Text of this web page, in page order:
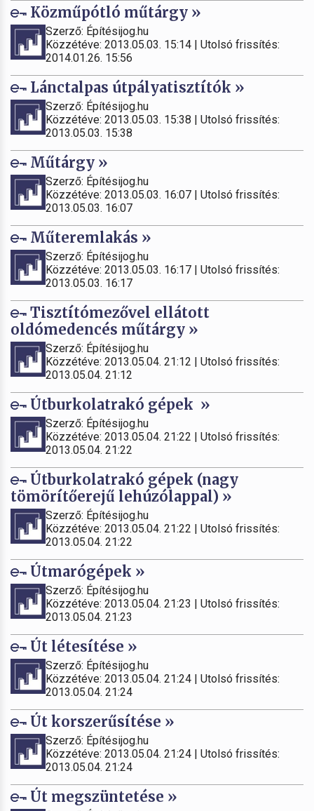
Közműpótló műtárgy »
Szerző: Építésijog.hu
Közzétéve: 2013.05.03. 15:14 | Utolsó frissítés:
2014.01.26. 15:56
Lánctalpas útpályatisztítók »
Szerző: Építésijog.hu
Közzétéve: 2013.05.03. 15:38 | Utolsó frissítés:
2013.05.03. 15:38
Műtárgy »
Szerző: Építésijog.hu
Közzétéve: 2013.05.03. 16:07 | Utolsó frissítés:
2013.05.03. 16:07
Műteremlakás »
Szerző: Építésijog.hu
Közzétéve: 2013.05.03. 16:17 | Utolsó frissítés:
2013.05.03. 16:17
Tisztítómezővel ellátott
oldómedencés műtárgy »
Szerző: Építésijog.hu
Közzétéve: 2013.05.04. 21:12 | Utolsó frissítés:
2013.05.04. 21:12
Útburkolatrakó gépek »
Szerző: Építésijog.hu
Közzétéve: 2013.05.04. 21:22 | Utolsó frissítés:
2013.05.04. 21:22
Útburkolatrakó gépek (nagy
tömörítőerejű lehúzólappal) »
Szerző: Építésijog.hu
Közzétéve: 2013.05.04. 21:22 | Utolsó frissítés:
2013.05.04. 21:22
Útmarógépek »
Szerző: Építésijog.hu
Közzétéve: 2013.05.04. 21:23 | Utolsó frissítés:
2013.05.04. 21:23
Út létesítése »
Szerző: Építésijog.hu
Közzétéve: 2013.05.04. 21:24 | Utolsó frissítés:
2013.05.04. 21:24
Út korszerűsítése »
Szerző: Építésijog.hu
Közzétéve: 2013.05.04. 21:24 | Utolsó frissítés:
2013.05.04. 21:24
Út megszüntetése »